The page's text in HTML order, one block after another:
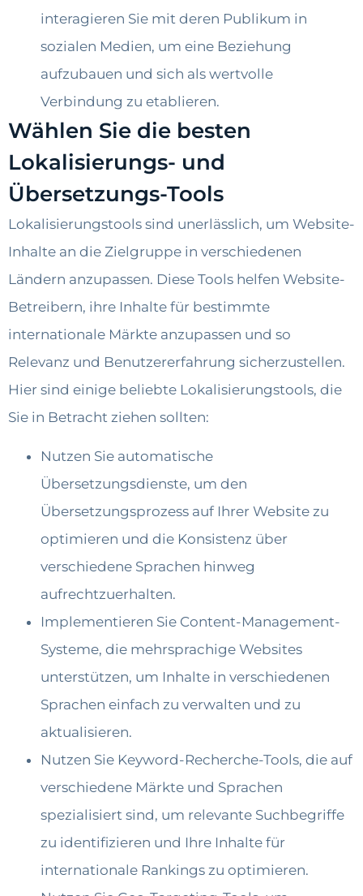
interagieren Sie mit deren Publikum in
sozialen Medien, um eine Beziehung
aufzubauen und sich als wertvolle
Verbindung zu etablieren.
Wählen Sie die besten
Lokalisierungs- und
Übersetzungs-Tools
Lokalisierungstools sind unerlässlich, um Website-
Inhalte an die Zielgruppe in verschiedenen
Ländern anzupassen. Diese Tools helfen Website-
Betreibern, ihre Inhalte für bestimmte
internationale Märkte anzupassen und so
Relevanz und Benutzererfahrung sicherzustellen.
Hier sind einige beliebte Lokalisierungstools, die
Sie in Betracht ziehen sollten:
Nutzen Sie automatische
Übersetzungsdienste, um den
Übersetzungsprozess auf Ihrer Website zu
optimieren und die Konsistenz über
verschiedene Sprachen hinweg
aufrechtzuerhalten.
Implementieren Sie Content-Management-
Systeme, die mehrsprachige Websites
unterstützen, um Inhalte in verschiedenen
Sprachen einfach zu verwalten und zu
aktualisieren.
Nutzen Sie Keyword-Recherche-Tools, die auf
verschiedene Märkte und Sprachen
spezialisiert sind, um relevante Suchbegriffe
zu identifizieren und Ihre Inhalte für
internationale Rankings zu optimieren.